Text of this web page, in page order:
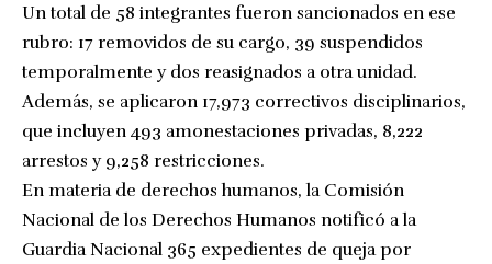
Un total de 58 integrantes fueron sancionados en ese
rubro: 17 removidos de su cargo, 39 suspendidos
temporalmente y dos reasignados a otra unidad.
Además, se aplicaron 17,973 correctivos disciplinarios,
que incluyen 493 amonestaciones privadas, 8,222
arrestos y 9,258 restricciones.
En materia de derechos humanos, la Comisión
Nacional de los Derechos Humanos notificó a la
Guardia Nacional 365 expedientes de queja por